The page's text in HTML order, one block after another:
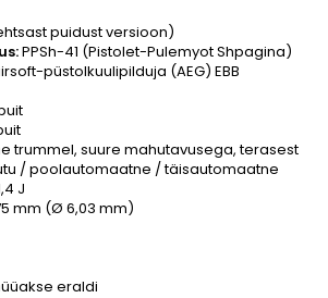
puidust versioon)
PPSh-41 (Pistolet-Pulemyot Shpagina)
püstolkuulipilduja (AEG) EBB
trummel, suure mahutavusega, terasest
/ poolautomaatne / täisautomaatne
J
mm (Ø 6,03 mm)
eraldi